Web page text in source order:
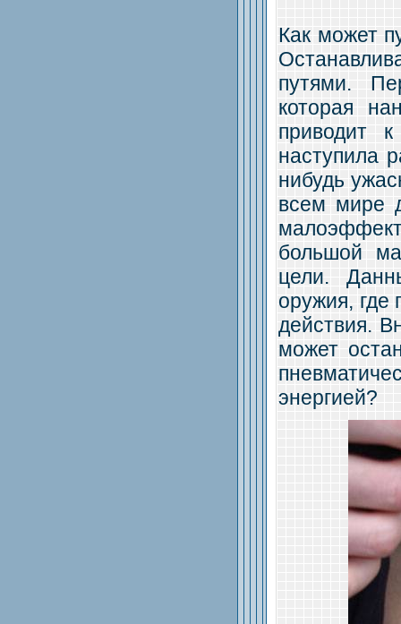
Как может
путями.
которая
приводит
наступила
нибудь
всем мире
большой
цели.
оружия, где
действия.
может
энергией?